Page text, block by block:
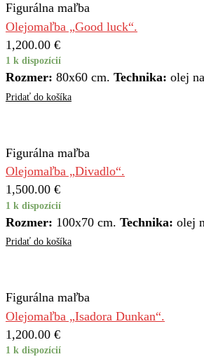
Figurálna maľba
Olejomaľba „Good luck“.
1,200.00 €
1 k dispozícií
Rozmer: 80x60 cm. Technika: olej
Pridať do košíka
Figurálna maľba
Olejomaľba „Divadlo“.
1,500.00 €
1 k dispozícií
Rozmer: 100x70 cm. Technika: olej
Pridať do košíka
Figurálna maľba
Olejomaľba „Isadora Dunkan“.
1,200.00 €
1 k dispozícií